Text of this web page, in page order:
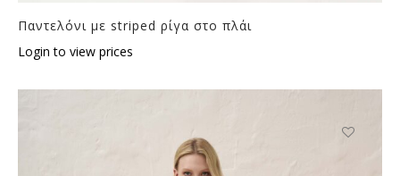
Παντελόνι με striped ρίγα στο πλάι
Login to view prices